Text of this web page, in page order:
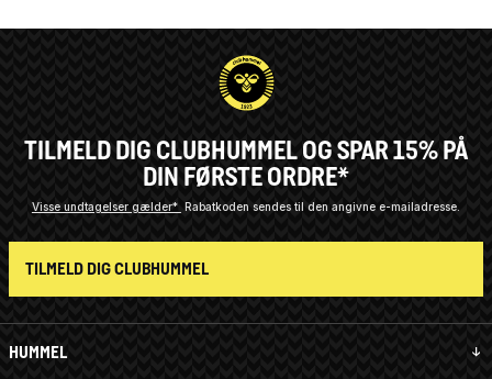
HUMMEL
TILMELD DIG CLUBHUMMEL OG SPAR 15% PÅ
DIN FØRSTE ORDRE*
Visse undtagelser gælder* Rabatkoden sendes til den angivne e-mailadresse.
TILMELD DIG CLUBHUMMEL